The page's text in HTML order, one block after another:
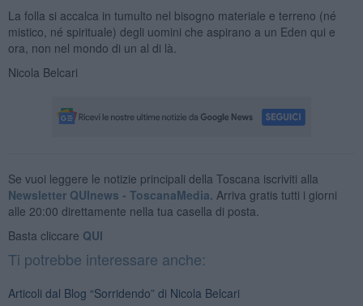
La folla si accalca in tumulto nel bisogno materiale e terreno (né
mistico, né spirituale) degli uomini che aspirano a un Eden qui e
ora, non nel mondo di un al di là.
Nicola Belcari
Se vuoi leggere le notizie principali della Toscana iscriviti alla
Newsletter QUInews - ToscanaMedia. Arriva gratis tutti i giorni
alle 20:00 direttamente nella tua casella di posta.
Basta cliccare QUI
Ti potrebbe interessare anche:
Articoli dal Blog “Sorridendo” di Nicola Belcari